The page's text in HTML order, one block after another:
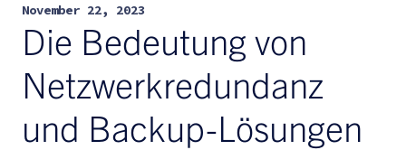
November 22, 2023
Die Bedeutung von
Netzwerkredundanz
und Backup-Lösungen